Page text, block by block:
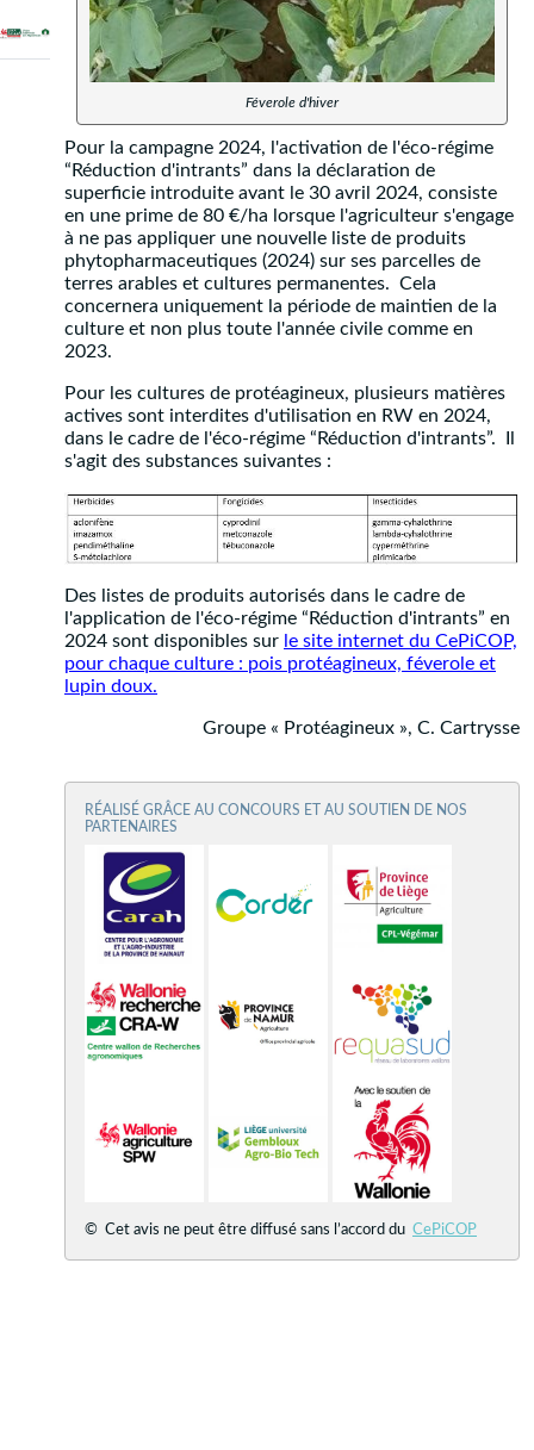
Féverole d'hiver
Pour la campagne 2024, l'activation de l'éco-régime
“Réduction d'intrants” dans la déclaration de
superficie introduite avant le 30 avril 2024, consiste
en une prime de 80 €/ha lorsque l'agriculteur s'engage
à ne pas appliquer une nouvelle liste de produits
phytopharmaceutiques (2024) sur ses parcelles de
terres arables et cultures permanentes. Cela
concernera uniquement la période de maintien de la
culture et non plus toute l'année civile comme en
2023.
Pour les cultures de protéagineux, plusieurs matières
actives sont interdites d'utilisation en RW en 2024,
dans le cadre de l'éco-régime “Réduction d'intrants”. Il
s'agit des substances suivantes :
Des listes de produits autorisés dans le cadre de
l'application de l'éco-régime “Réduction d'intrants” en
2024 sont disponibles sur le site internet du CePiCOP,
pour chaque culture : pois protéagineux, féverole et
lupin doux.
Groupe « Protéagineux », C. Cartrysse
RÉALISÉ GRÂCE AU CONCOURS ET AU SOUTIEN DE NOS
PARTENAIRES
© Cet avis ne peut être diffusé sans l’accord du CePiCOP